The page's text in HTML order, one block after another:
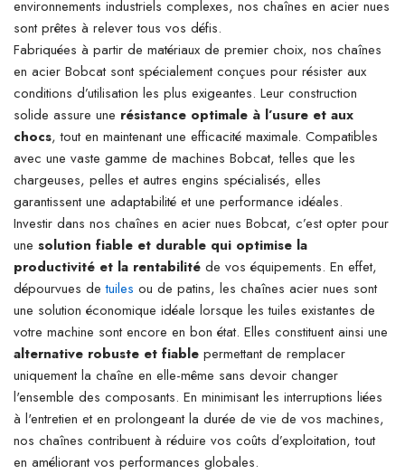
environnements industriels complexes, nos chaînes en acier nues
sont prêtes à relever tous vos défis.
Fabriquées à partir de matériaux de premier choix, nos chaînes
en acier Bobcat sont spécialement conçues pour résister aux
conditions d’utilisation les plus exigeantes. Leur construction
solide assure une résistance optimale à l’usure et aux
chocs, tout en maintenant une efficacité maximale. Compatibles
avec une vaste gamme de machines Bobcat, telles que les
chargeuses, pelles et autres engins spécialisés, elles
garantissent une adaptabilité et une performance idéales.
Investir dans nos chaînes en acier nues Bobcat, c’est opter pour
une solution fiable et durable qui optimise la
productivité et la rentabilité de vos équipements. En effet,
dépourvues detuiles ou de patins, les chaînes acier nues sont
une solution économique idéale lorsque les tuiles existantes de
votre machine sont encore en bon état. Elles constituent ainsi une
alternative robuste et fiable permettant de remplacer
uniquement la chaîne en elle-même sans devoir changer
l'ensemble des composants. En minimisant les interruptions liées
à l'entretien et en prolongeant la durée de vie de vos machines,
nos chaînes contribuent à réduire vos coûts d’exploitation, tout
en améliorant vos performances globales.